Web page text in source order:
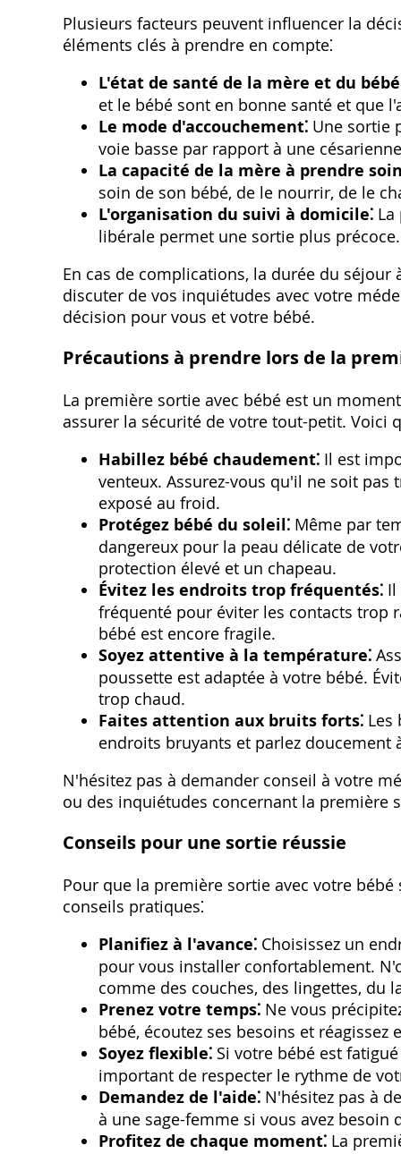
Plusieurs facteurs peuvent influencer la
éléments clés à prendre en compte⁚
L'état de santé de la mère et du
et le bébé sont en bonne santé et que
Le mode d'accouchement⁚ Une sortie
voie basse par rapport à une
La capacité de la mère à prendre
soin de son bébé, de le nourrir, de le
L'organisation du suivi à domicile⁚
libérale permet une sortie plus précoce.
En cas de complications, la durée du
discuter de vos inquiétudes avec votre
décision pour vous et votre bébé.
Précautions à prendre lors de la
La première sortie avec bébé est un
assurer la sécurité de votre tout-petit. Voici
Habillez bébé chaudement⁚ Il est
venteux. Assurez-vous qu'il ne soit
exposé au froid.
Protégez bébé du soleil⁚ Même par
dangereux pour la peau délicate de
protection élevé et un chapeau.
Évitez les endroits trop fréquentés⁚ Il
fréquenté pour éviter les contacts trop
bébé est encore fragile.
Soyez attentive à la température⁚
poussette est adaptée à votre bébé.
trop chaud.
Faites attention aux bruits forts⁚ Les
endroits bruyants et parlez doucement
N'hésitez pas à demander conseil à votre
ou des inquiétudes concernant la première
Conseils pour une sortie réussie
Pour que la première sortie avec votre
conseils pratiques⁚
Planifiez à l'avance⁚ Choisissez un
pour vous installer confortablement.
comme des couches, des lingettes, du
Prenez votre temps⁚ Ne vous
bébé, écoutez ses besoins et réagissez
Soyez flexible⁚ Si votre bébé est
important de respecter le rythme de
Demandez de l'aide⁚ N'hésitez pas à
à une sage-femme si vous avez besoin
Profitez de chaque moment⁚ La